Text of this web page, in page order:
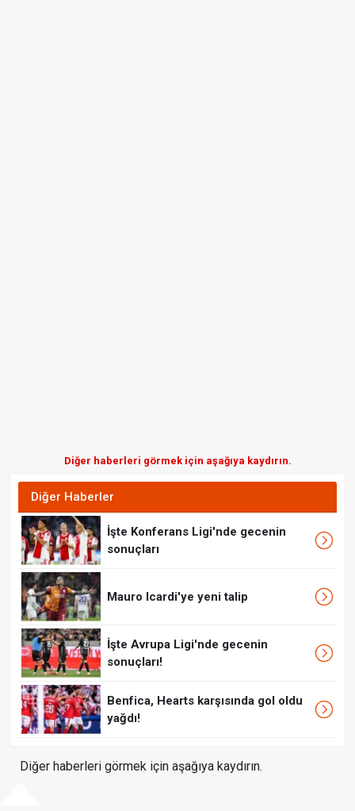
Diğer haberleri görmek için aşağıya kaydırın.
Diğer Haberler
İşte Konferans Ligi'nde gecenin
sonuçları
Mauro Icardi'ye yeni talip
İşte Avrupa Ligi'nde gecenin
sonuçları!
Benfica, Hearts karşısında gol oldu
yağdı!
Diğer haberleri görmek için aşağıya kaydırın.